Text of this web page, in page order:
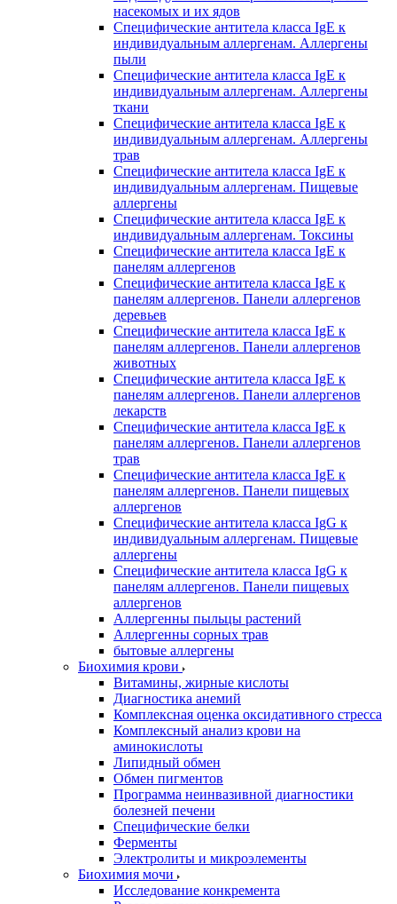
насекомых и их ядов
Специфические антитела класса IgE к
индивидуальным аллергенам. Аллергены
пыли
Специфические антитела класса IgE к
индивидуальным аллергенам. Аллергены
ткани
Специфические антитела класса IgE к
индивидуальным аллергенам. Аллергены
трав
Специфические антитела класса IgE к
индивидуальным аллергенам. Пищевые
аллергены
Специфические антитела класса IgE к
индивидуальным аллергенам. Токсины
Специфические антитела класса IgE к
панелям аллергенов
Специфические антитела класса IgE к
панелям аллергенов. Панели аллергенов
деревьев
Специфические антитела класса IgE к
панелям аллергенов. Панели аллергенов
животных
Специфические антитела класса IgE к
панелям аллергенов. Панели аллергенов
лекарств
Специфические антитела класса IgE к
панелям аллергенов. Панели аллергенов
трав
Специфические антитела класса IgE к
панелям аллергенов. Панели пищевых
аллергенов
Специфические антитела класса IgG к
индивидуальным аллергенам. Пищевые
аллергены
Специфические антитела класса IgG к
панелям аллергенов. Панели пищевых
аллергенов
Аллергенны пыльцы растений
Аллергенны сорных трав
бытовые аллергены
Биохимия крови
Витамины, жирные кислоты
Диагностика анемий
Комплексная оценка оксидативного стресса
Комплексный анализ крови на
аминокислоты
Липидный обмен
Обмен пигментов
Программа неинвазивной диагностики
болезней печени
Специфические белки
Ферменты
Электролиты и микроэлементы
Биохимия мочи
Исследование конкремента